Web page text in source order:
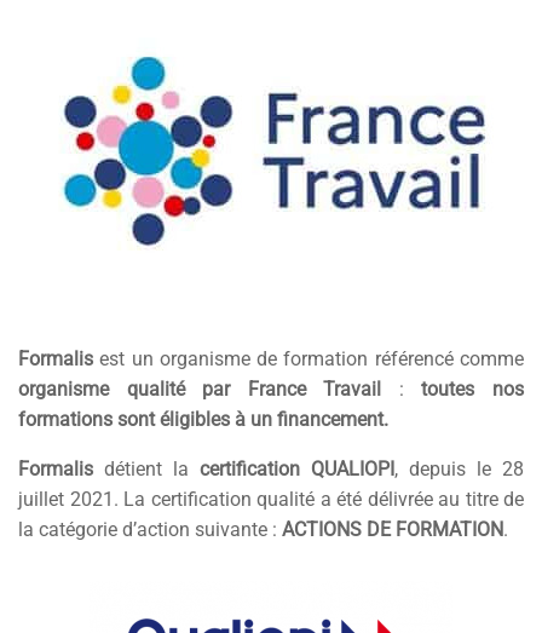
Formalis est un organisme de formation référencé comme
organisme qualité par France Travail :toutes nos
formations sont éligibles à un financement.
Formalis détient la certification QUALIOPI, depuis le 28
juillet 2021. La certification qualité a été délivrée au titre de
la catégorie d’action suivante : ACTIONS DE FORMATION.